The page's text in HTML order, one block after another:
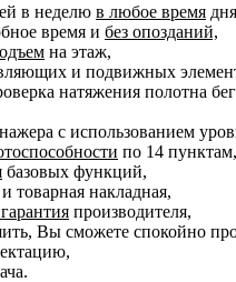
в неделю в любое время
время и без опозданий,
на этаж,
и подвижных
натяжения полотна
с использованием
по 14 пунктам,
базовых функций,
товарная накладная,
производителя,
Вы сможете спокойно